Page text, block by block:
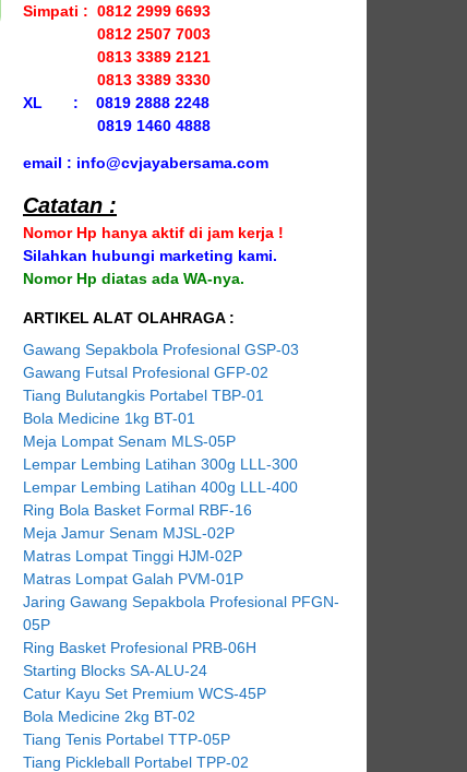
Simpati : 0812 2999 6693
0812 2507 7003
0813 3389 2121
0813 3389 3330
XL : 0819 2888 2248
0819 1460 4888
email : info@cvjayabersama.com
Catatan :
Nomor Hp hanya aktif di jam kerja !
Silahkan hubungi marketing kami.
Nomor Hp diatas ada WA-nya.
ARTIKEL ALAT OLAHRAGA :
Gawang Sepakbola Profesional GSP-03
Gawang Futsal Profesional GFP-02
Tiang Bulutangkis Portabel TBP-01
Bola Medicine 1kg BT-01
Meja Lompat Senam MLS-05P
Lempar Lembing Latihan 300g LLL-300
Lempar Lembing Latihan 400g LLL-400
Ring Bola Basket Formal RBF-16
Meja Jamur Senam MJSL-02P
Matras Lompat Tinggi HJM-02P
Matras Lompat Galah PVM-01P
Jaring Gawang Sepakbola Profesional PFGN-
05P
Ring Basket Profesional PRB-06H
Starting Blocks SA-ALU-24
Catur Kayu Set Premium WCS-45P
Bola Medicine 2kg BT-02
Tiang Tenis Portabel TTP-05P
Tiang Pickleball Portabel TPP-02